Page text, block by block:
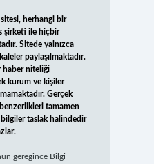
herhangi bir
şirketi ile hiçbir
Sitede yalnızca
paylaşılmaktadır.
haber niteliği
kurum ve kişiler
Gerçek
tamamen
taslak halindedir
gereğince Bilgi